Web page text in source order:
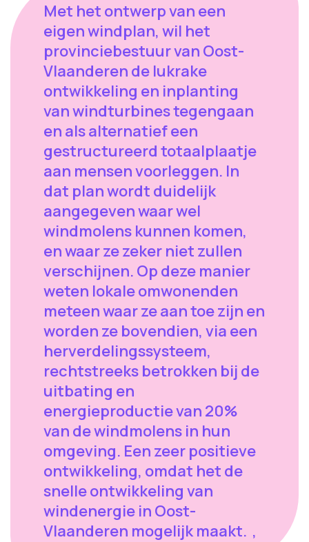
Met het ontwerp van een
eigen windplan, wil het
provinciebestuur van Oost-
Vlaanderen de lukrake
ontwikkeling en inplanting
van windturbines tegengaan
en als alternatief een
gestructureerd totaalplaatje
aan mensen voorleggen. In
dat plan wordt duidelijk
aangegeven waar wel
windmolens kunnen komen,
en waar ze zeker niet zullen
verschijnen. Op deze manier
weten lokale omwonenden
meteen waar ze aan toe zijn en
worden ze bovendien, via een
herverdelingssysteem,
rechtstreeks betrokken bij de
uitbating en
energieproductie van 20%
van de windmolens in hun
omgeving. Een zeer positieve
ontwikkeling, omdat het de
snelle ontwikkeling van
windenergie in Oost-
Vlaanderen mogelijk maakt. ,